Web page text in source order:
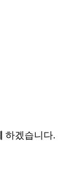
하겠습니다.